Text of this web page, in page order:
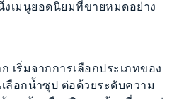
งเมนูยอดนิยมที่ขายหมดอย่าง
เริ่มจากการเลือกประเภทของ
ลือกน้ำซุป ต่อด้วยระดับความ